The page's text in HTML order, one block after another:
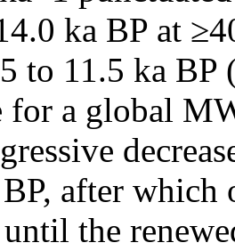
ka BP at
to 11.5 ka BP
for a global
after which
the